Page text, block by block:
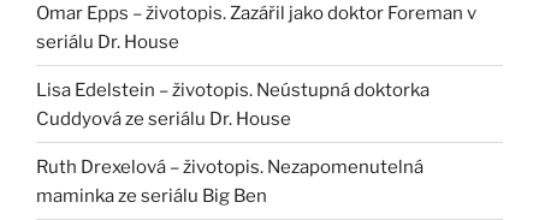
Omar Epps – životopis. Zazářil jako doktor Foreman v
seriálu Dr. House
Lisa Edelstein – životopis. Neústupná doktorka
Cuddyová ze seriálu Dr. House
Ruth Drexelová – životopis. Nezapomenutelná
maminka ze seriálu Big Ben